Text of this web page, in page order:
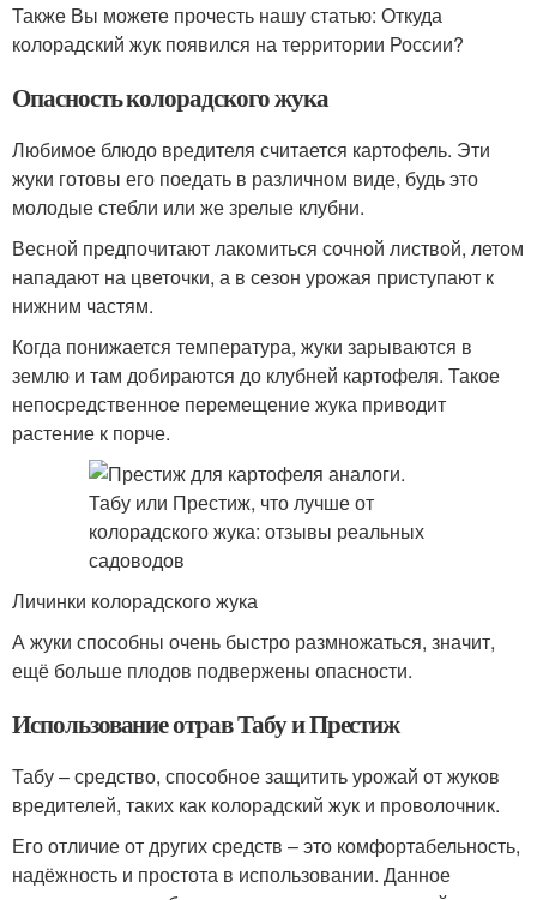
Также Вы можете прочесть нашу статью: Откуда
колорадский жук появился на территории России?
Опасность колорадского жука
Любимое блюдо вредителя считается картофель. Эти
жуки готовы его поедать в различном виде, будь это
молодые стебли или же зрелые клубни.
Весной предпочитают лакомиться сочной листвой, летом
нападают на цветочки, а в сезон урожая приступают к
нижним частям.
Когда понижается температура, жуки зарываются в
землю и там добираются до клубней картофеля. Такое
непосредственное перемещение жука приводит
растение к порче.
Личинки колорадского жука
А жуки способны очень быстро размножаться, значит,
ещё больше плодов подвержены опасности.
Использование отрав Табу и Престиж
Табу – средство, способное защитить урожай от жуков
вредителей, таких как колорадский жук и проволочник.
Его отличие от других средств – это комфортабельность,
надёжность и простота в использовании. Данное